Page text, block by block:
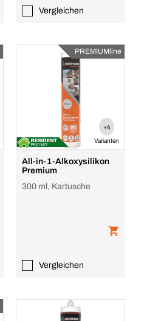
Vergleichen
PREMIUMline
+4
Varianten
All-in-1-Alkoxysilikon
Premium
300 ml, Kartusche
Vergleichen